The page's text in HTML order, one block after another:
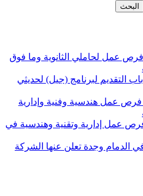
البحث
عمل لحاملي الثانوية وما فوق
التقديم لبرنامج (جيل) لحديثي
عمل هندسية وفنية وإدارية
عمل إدارية وتقنية وهندسية في
الدمام وجدة تعلن عنها الشركة